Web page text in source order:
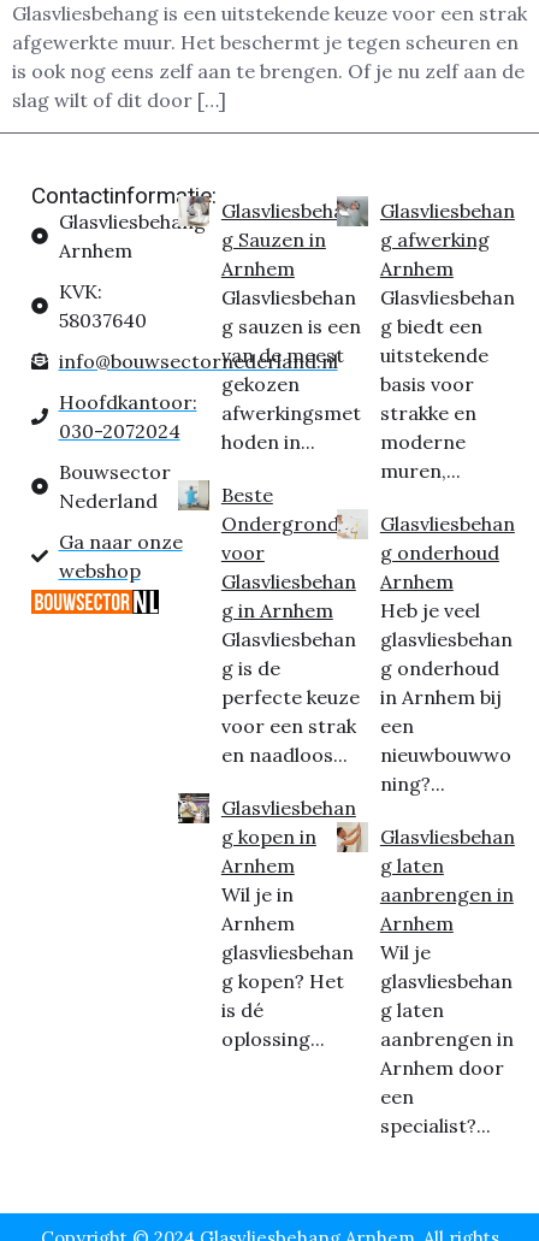
Glasvliesbehang is een uitstekende keuze voor een strak
afgewerkte muur. Het beschermt je tegen scheuren en
is ook nog eens zelf aan te brengen. Of je nu zelf aan de
slag wilt of dit door […]
Contactinformatie:
Glasvliesbehang
Arnhem
KVK:
58037640
info@bouwsectornederland.nl
Hoofdkantoor:
030-2072024
Bouwsector
Nederland
Ga naar onze
webshop
Glasvliesbehan
g Sauzen in
Arnhem
Glasvliesbehan
g sauzen is een
van de meest
gekozen
afwerkingsmet
hoden in...
Beste
Ondergrond
voor
Glasvliesbehan
g in Arnhem
Glasvliesbehan
g is de
perfecte keuze
voor een strak
en naadloos...
Glasvliesbehan
g kopen in
Arnhem
Wil je in
Arnhem
glasvliesbehan
g kopen? Het
is dé
oplossing...
Glasvliesbehan
g afwerking
Arnhem
Glasvliesbehan
g biedt een
uitstekende
basis voor
strakke en
moderne
muren,...
Glasvliesbehan
g onderhoud
Arnhem
Heb je veel
glasvliesbehan
g onderhoud
in Arnhem bij
een
nieuwbouwwo
ning?...
Glasvliesbehan
g laten
aanbrengen in
Arnhem
Wil je
glasvliesbehan
g laten
aanbrengen in
Arnhem door
een
specialist?...